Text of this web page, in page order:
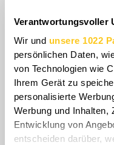
Verantwortungsvoller
Wir und unsere 1022
persönlichen Daten,
von Technologien wie
Ihrem Gerät zu
personalisierte
Werbung und Inhalten,
Entwicklung von
entscheiden darüber,
Dies zwingt
dem Gefechtsfeld
Reserven aus der
den ersten Blick
ukrainischer
schwereren
unpassend.